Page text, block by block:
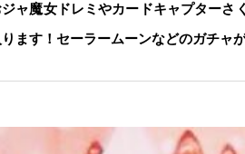
ジャ魔女ドレミやカードキャプター
ります！セーラームーンなどのガチャ